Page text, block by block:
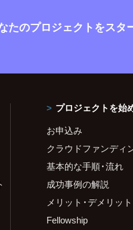
たのプロジェクトをスタ
プロジェクトを始
お申込み
クラウドファンディ
基本的な手順・流れ
成功事例の解説
メリット・デメリット
Fellowship